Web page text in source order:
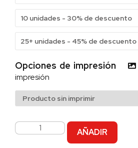
10 unidades - 30% de descuento
25+ unidades - 45% de descuento
Opciones de impresión
impresión
AÑADIR